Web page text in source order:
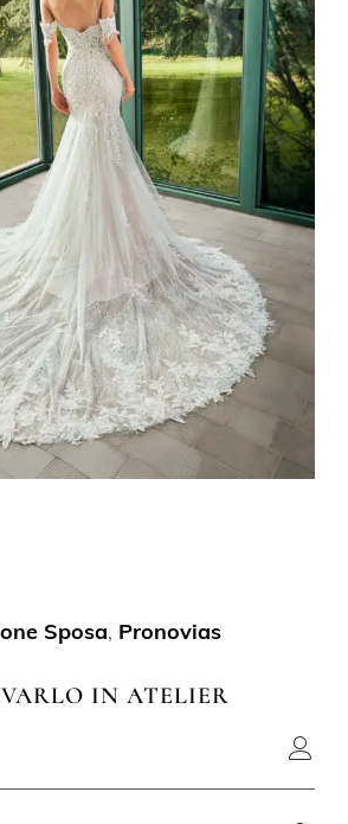
Sposa, Pronovias
IN ATELIER